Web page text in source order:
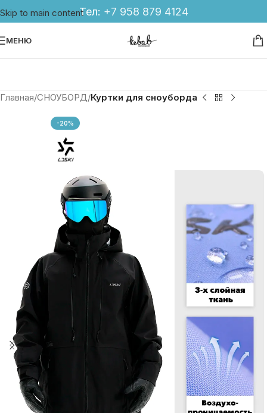
Skip to main contentТел: +7 958 879 4124
МЕНЮ
Главная СНОУБОРД Куртки для сноуборда
-20%